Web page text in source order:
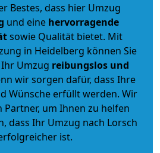
Bestes, dass hier Umzug
und eine hervorragende
sowie Qualität bietet. Mit
in Heidelberg können Sie
Umzug reibungslos und
wir sorgen dafür, dass Ihre
Wünsche erfüllt werden. Wir
Partner, um Ihnen zu helfen
dass Ihr Umzug nach Lorsch
ist.